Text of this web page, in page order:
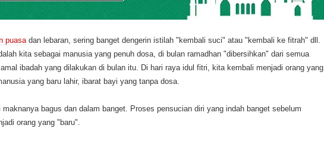
puasa dan lebaran, sering banget dengerin istilah "kembali suci" atau "kembali ke fitrah" dll.
kita sebagai manusia yang penuh dosa, di bulan ramadhan "dibersihkan" dari semua
ibadah yang dilakukan di bulan itu. Di hari raya idul fitri, kita kembali menjadi orang yang
yang baru lahir, ibarat bayi yang tanpa dosa.
maknanya bagus dan dalam banget. Proses pensucian diri yang indah banget sebelum
orang yang "baru".